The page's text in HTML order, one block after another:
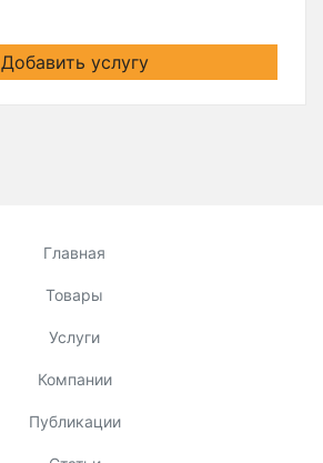
Добавить услугу
Главная
Товары
Услуги
Компании
Публикации